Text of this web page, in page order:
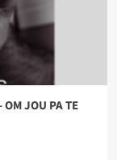
OM JOU PA TE